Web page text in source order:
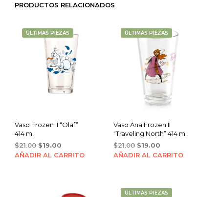
PRODUCTOS RELACIONADOS
ÚLTIMAS PIEZAS
Vaso Frozen II “Olaf”
414 ml
$21.00 Original
price
$19.00
price
AÑADIR AL CARRITO
ÚLTIMAS PIEZAS
Vaso Ana Frozen II
“Traveling North” 414 ml
$21.00 Original
price
$19.00Current
price
AÑADIR AL CARRITO
ÚLTIMAS PIEZAS